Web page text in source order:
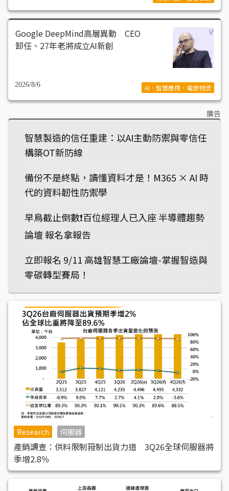
Google DeepMind高層異動 CEO
卸任、27年老將成立AI新創
2026/8/6 AI．智慧應用．電商物流
廣告
智慧製造的信任重建：以AI主動防禦與零信任
構築OT新防線
備份不是終點，讀懂資料才是！M365 × AI 時
代的資料韌性防禦學
早鳥截止倒數❗️百位經理人已入座 半導體趨勢
論壇 報名拿報告
立即報名 9/11 高雄智慧工廠論壇-掌握智造與
零碳轉型賽局！
Research 伺服器
產銷調查：供料限制箝制出貨力道 3Q26全球伺服器將
季增2.8％